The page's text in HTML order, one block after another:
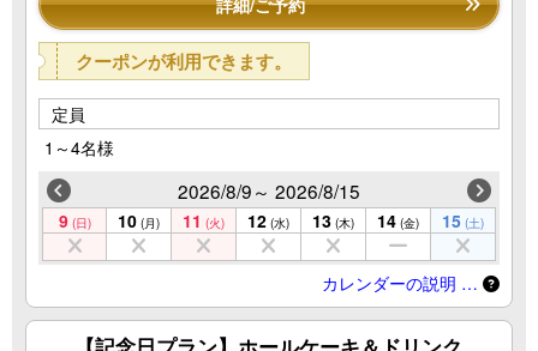
クーポンが利用できます。
定員
1～4名様
2026/8/9～ 2026/8/15
9 (日) 10 (月) 11 (火) 12 (水) 13 (木) 14 (金) 15 (土)
カレンダーの説明 …